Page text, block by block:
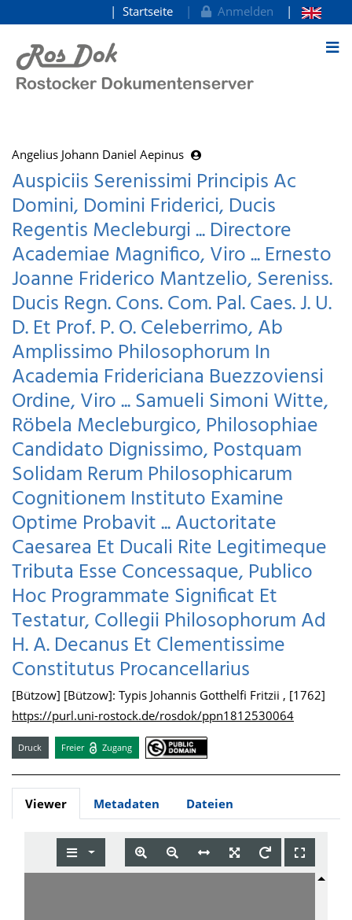
zum Inhalt
Startseite Anmelden
Angelius Johann Daniel Aepinus
Auspiciis Serenissimi Principis Ac
Domini, Domini Friderici, Ducis
Regentis Mecleburgi ... Directore
Academiae Magnifico, Viro ... Ernesto
Joanne Friderico Mantzelio, Sereniss.
Ducis Regn. Cons. Com. Pal. Caes. J. U.
D. Et Prof. P. O. Celeberrimo, Ab
Amplissimo Philosophorum In
Academia Fridericiana Buezzoviensi
Ordine, Viro ... Samueli Simoni Witte,
Röbela Mecleburgico, Philosophiae
Candidato Dignissimo, Postquam
Solidam Rerum Philosophicarum
Cognitionem Instituto Examine
Optime Probavit ... Auctoritate
Caesarea Et Ducali Rite Legitimeque
Tributa Esse Concessaque, Publico
Hoc Programmate Significat Et
Testatur, Collegii Philosophorum Ad
H. A. Decanus Et Clementissime
Constitutus Procancellarius
[Bützow] [Bützow]: Typis Johannis Gotthelfi Fritzii , [1762]
https://purl.uni-rostock.de/rosdok/ppn1812530064
Druck Freier Zugang
Viewer Metadaten Dateien